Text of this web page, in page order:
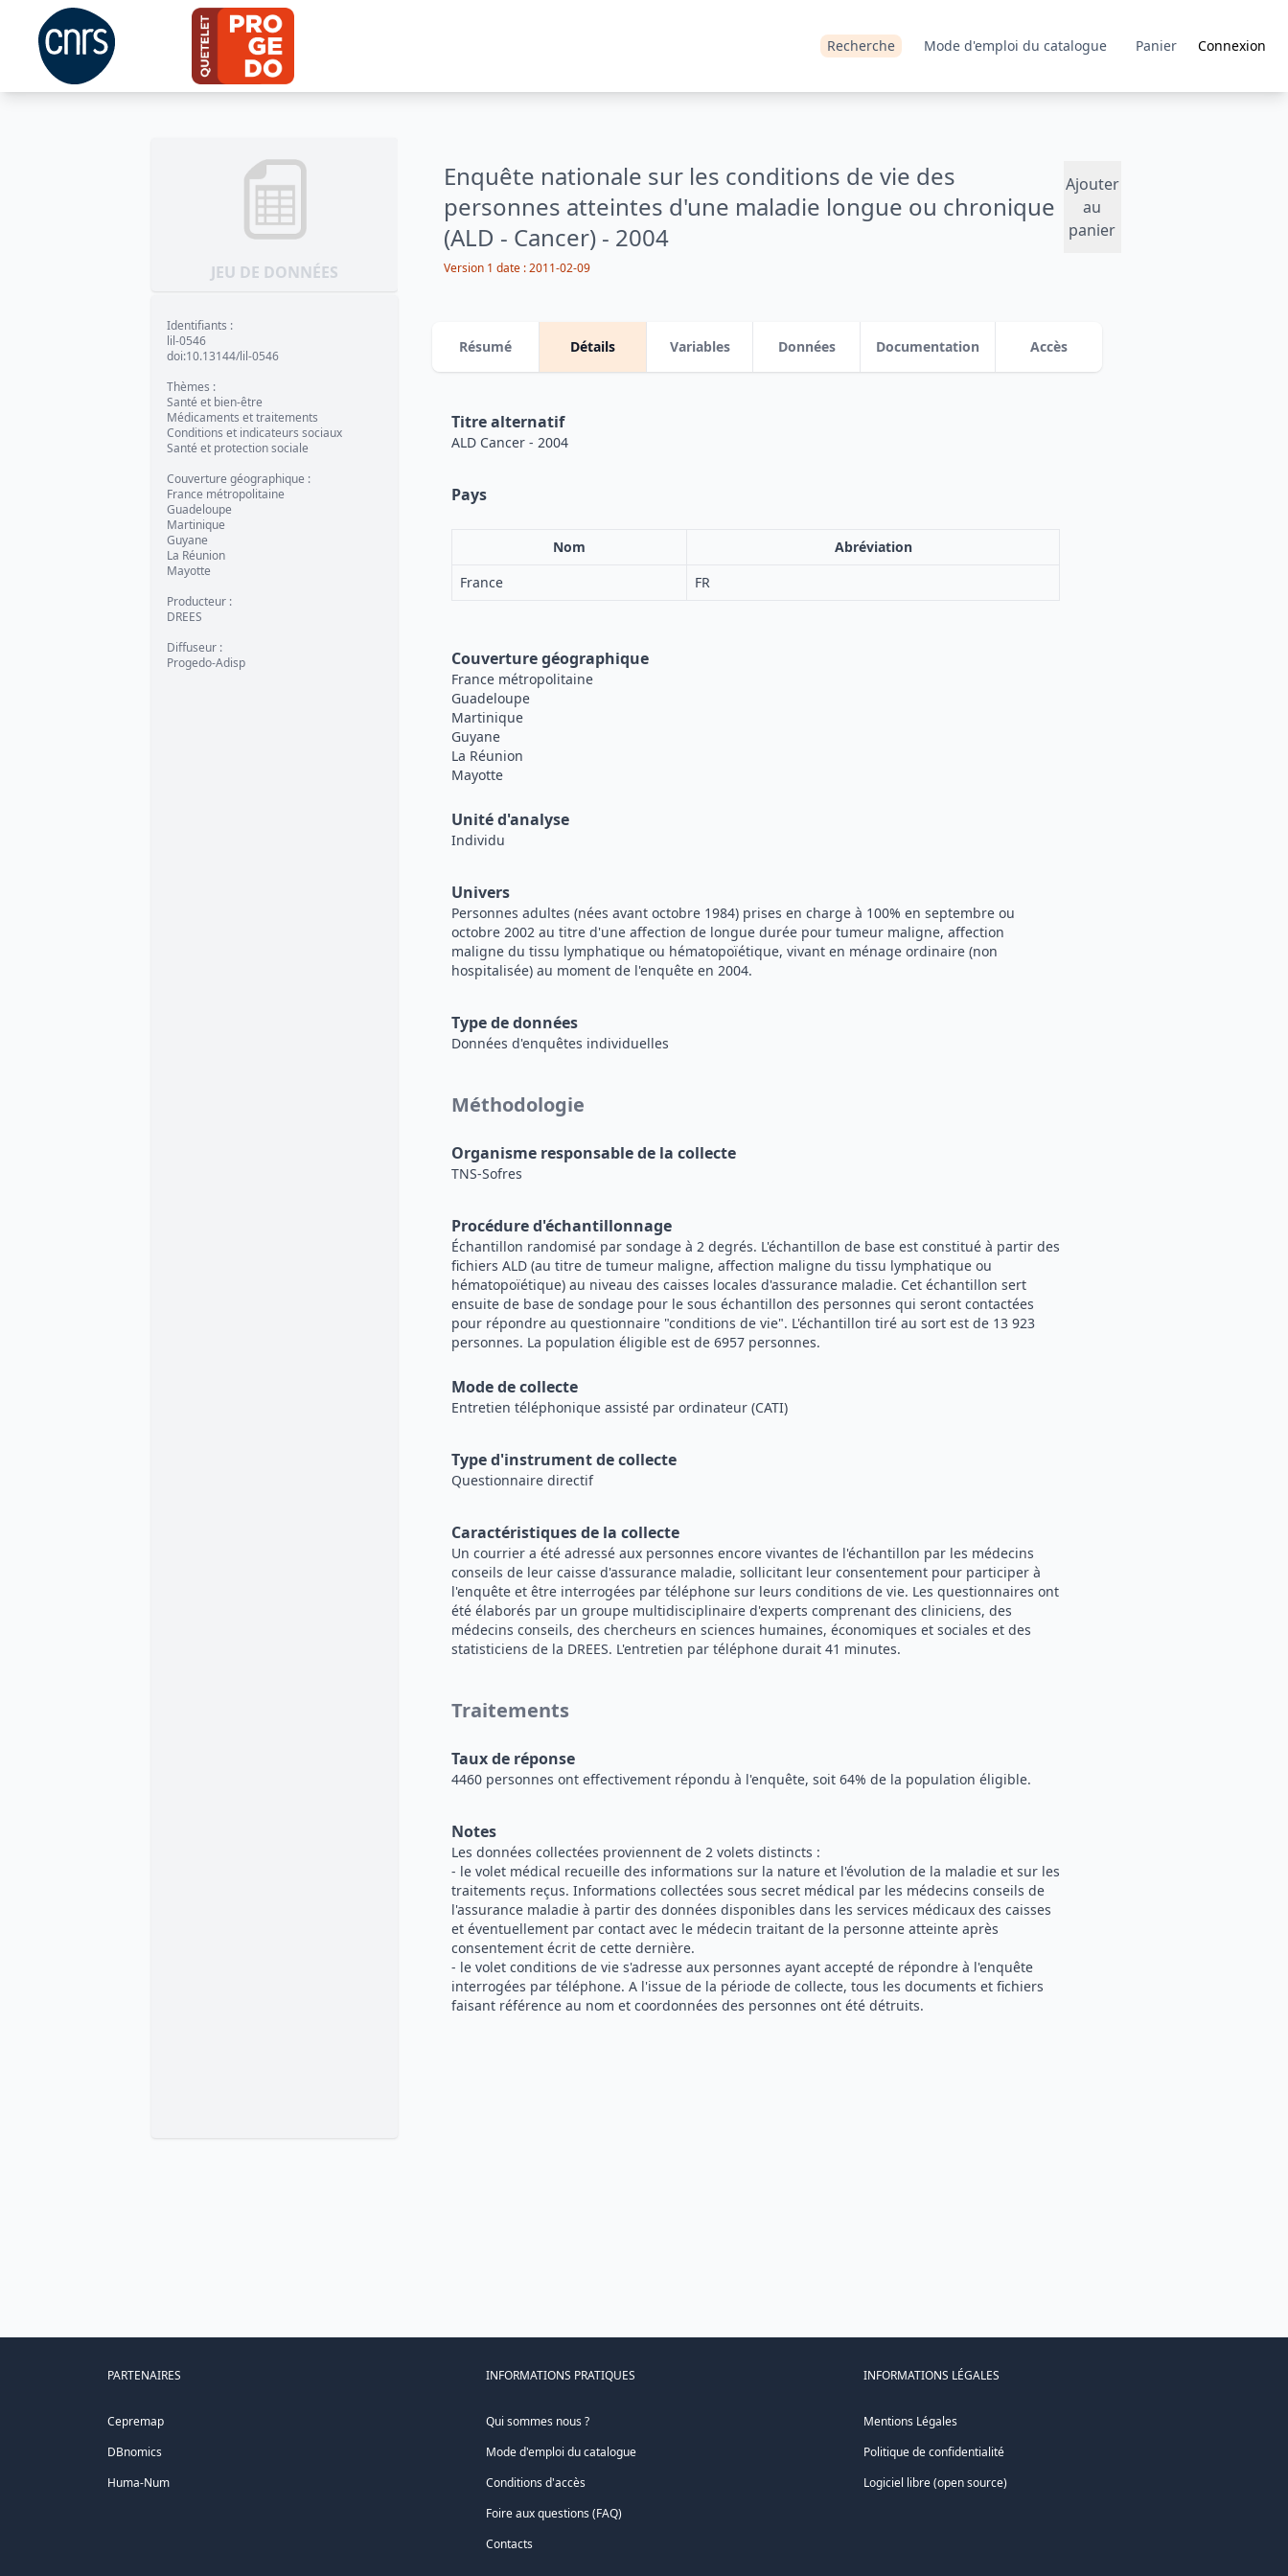
Recherche Mode d'emploi du catalogue Panier Connexion
JEU DE DONNÉES
Enquête nationale sur les conditions de vie des
personnes atteintes d'une maladie longue ou chronique
(ALD - Cancer) - 2004
Ajouter
au
panier
Version 1 date :2011-02-09
Identifiants :
lil-0546
doi:10.13144/lil-0546
Thèmes :
Santé et bien-être
Médicaments et traitements
Conditions et indicateurs sociaux
Santé et protection sociale
Couverture géographique :
France métropolitaine
Guadeloupe
Martinique
Guyane
La Réunion
Mayotte
Producteur :
DREES
Diffuseur :
Progedo-Adisp
Résumé Détails Variables Données Documentation Accès
Titre alternatif
ALD Cancer - 2004
Pays
Nom
Abréviation
France
FR
Couverture géographique
France métropolitaine
Guadeloupe
Martinique
Guyane
La Réunion
Mayotte
Unité d'analyse
Individu
Univers
Personnes adultes (nées avant octobre 1984) prises en charge à 100% en septembre ou
octobre 2002 au titre d'une affection de longue durée pour tumeur maligne, affection
maligne du tissu lymphatique ou hématopoïétique, vivant en ménage ordinaire (non
hospitalisée) au moment de l'enquête en 2004.
Type de données
Données d'enquêtes individuelles
Méthodologie
Organisme responsable de la collecte
TNS-Sofres
Procédure d'échantillonnage
Échantillon randomisé par sondage à 2 degrés. L'échantillon de base est constitué à partir des
fichiers ALD (au titre de tumeur maligne, affection maligne du tissu lymphatique ou
hématopoïétique) au niveau des caisses locales d'assurance maladie. Cet échantillon sert
ensuite de base de sondage pour le sous échantillon des personnes qui seront contactées
pour répondre au questionnaire "conditions de vie". L'échantillon tiré au sort est de 13 923
personnes. La population éligible est de 6957 personnes.
Mode de collecte
Entretien téléphonique assisté par ordinateur (CATI)
Type d'instrument de collecte
Questionnaire directif
Caractéristiques de la collecte
Un courrier a été adressé aux personnes encore vivantes de l'échantillon par les médecins
conseils de leur caisse d'assurance maladie, sollicitant leur consentement pour participer à
l'enquête et être interrogées par téléphone sur leurs conditions de vie. Les questionnaires ont
été élaborés par un groupe multidisciplinaire d'experts comprenant des cliniciens, des
médecins conseils, des chercheurs en sciences humaines, économiques et sociales et des
statisticiens de la DREES. L'entretien par téléphone durait 41 minutes.
Traitements
Taux de réponse
4460 personnes ont effectivement répondu à l'enquête, soit 64% de la population éligible.
Notes
Les données collectées proviennent de 2 volets distincts :
- le volet médical recueille des informations sur la nature et l'évolution de la maladie et sur les
traitements reçus. Informations collectées sous secret médical par les médecins conseils de
l'assurance maladie à partir des données disponibles dans les services médicaux des caisses
et éventuellement par contact avec le médecin traitant de la personne atteinte après
consentement écrit de cette dernière.
- le volet conditions de vie s'adresse aux personnes ayant accepté de répondre à l'enquête
interrogées par téléphone. A l'issue de la période de collecte, tous les documents et fichiers
faisant référence au nom et coordonnées des personnes ont été détruits.
PARTENAIRES
Cepremap
DBnomics
Huma-Num
INFORMATIONS PRATIQUES
Qui sommes nous ?
Mode d'emploi du catalogue
Conditions d'accès
Foire aux questions (FAQ)
Contacts
INFORMATIONS LÉGALES
Mentions Légales
Politique de confidentialité
Logiciel libre (open source)